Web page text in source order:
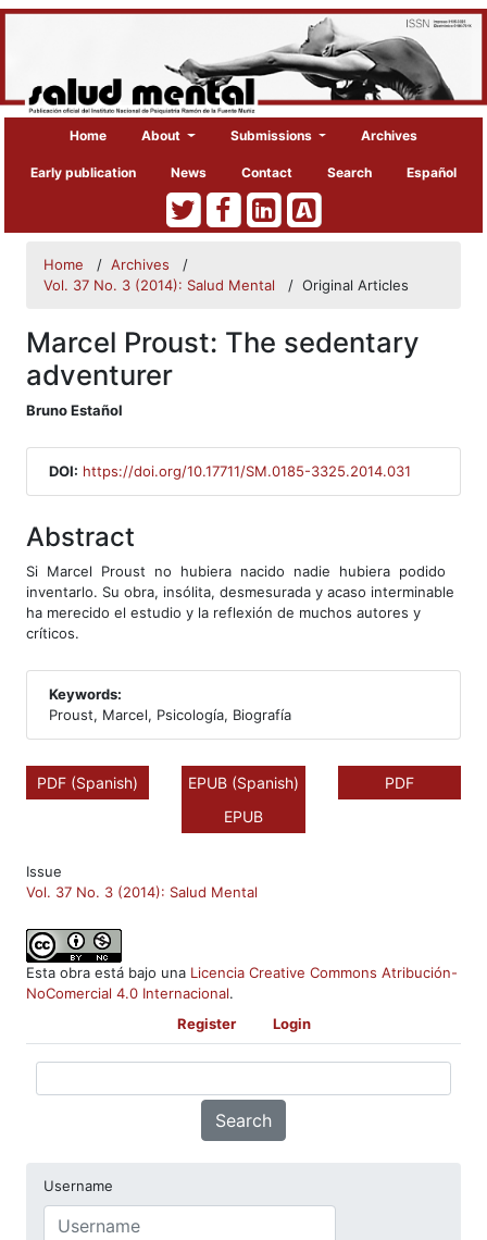
Home About Submissions Archives
Early publication News Contact Search Español
Home / Archives
/
Vol. 37 No. 3 (2014): Salud Mental
/ Original Articles
Marcel Proust: The sedentary
adventurer
Bruno Estañol
DOI: https://doi.org/10.17711/SM.0185-3325.2014.031
Abstract
Si Marcel Proust no hubiera nacido nadie hubiera podido
inventarlo. Su obra, insólita, desmesurada y acaso interminable
ha merecido el estudio y la reflexión de muchos autores y
críticos.
Keywords:
Proust, Marcel, Psicología, Biografía
PDF (Spanish) EPUB (Spanish)
PDF
EPUB
Issue
Vol. 37 No. 3 (2014): Salud Mental
Esta obra está bajo una Licencia Creative Commons Atribución-
NoComercial 4.0 Internacional.
Register
Login
Search
Username